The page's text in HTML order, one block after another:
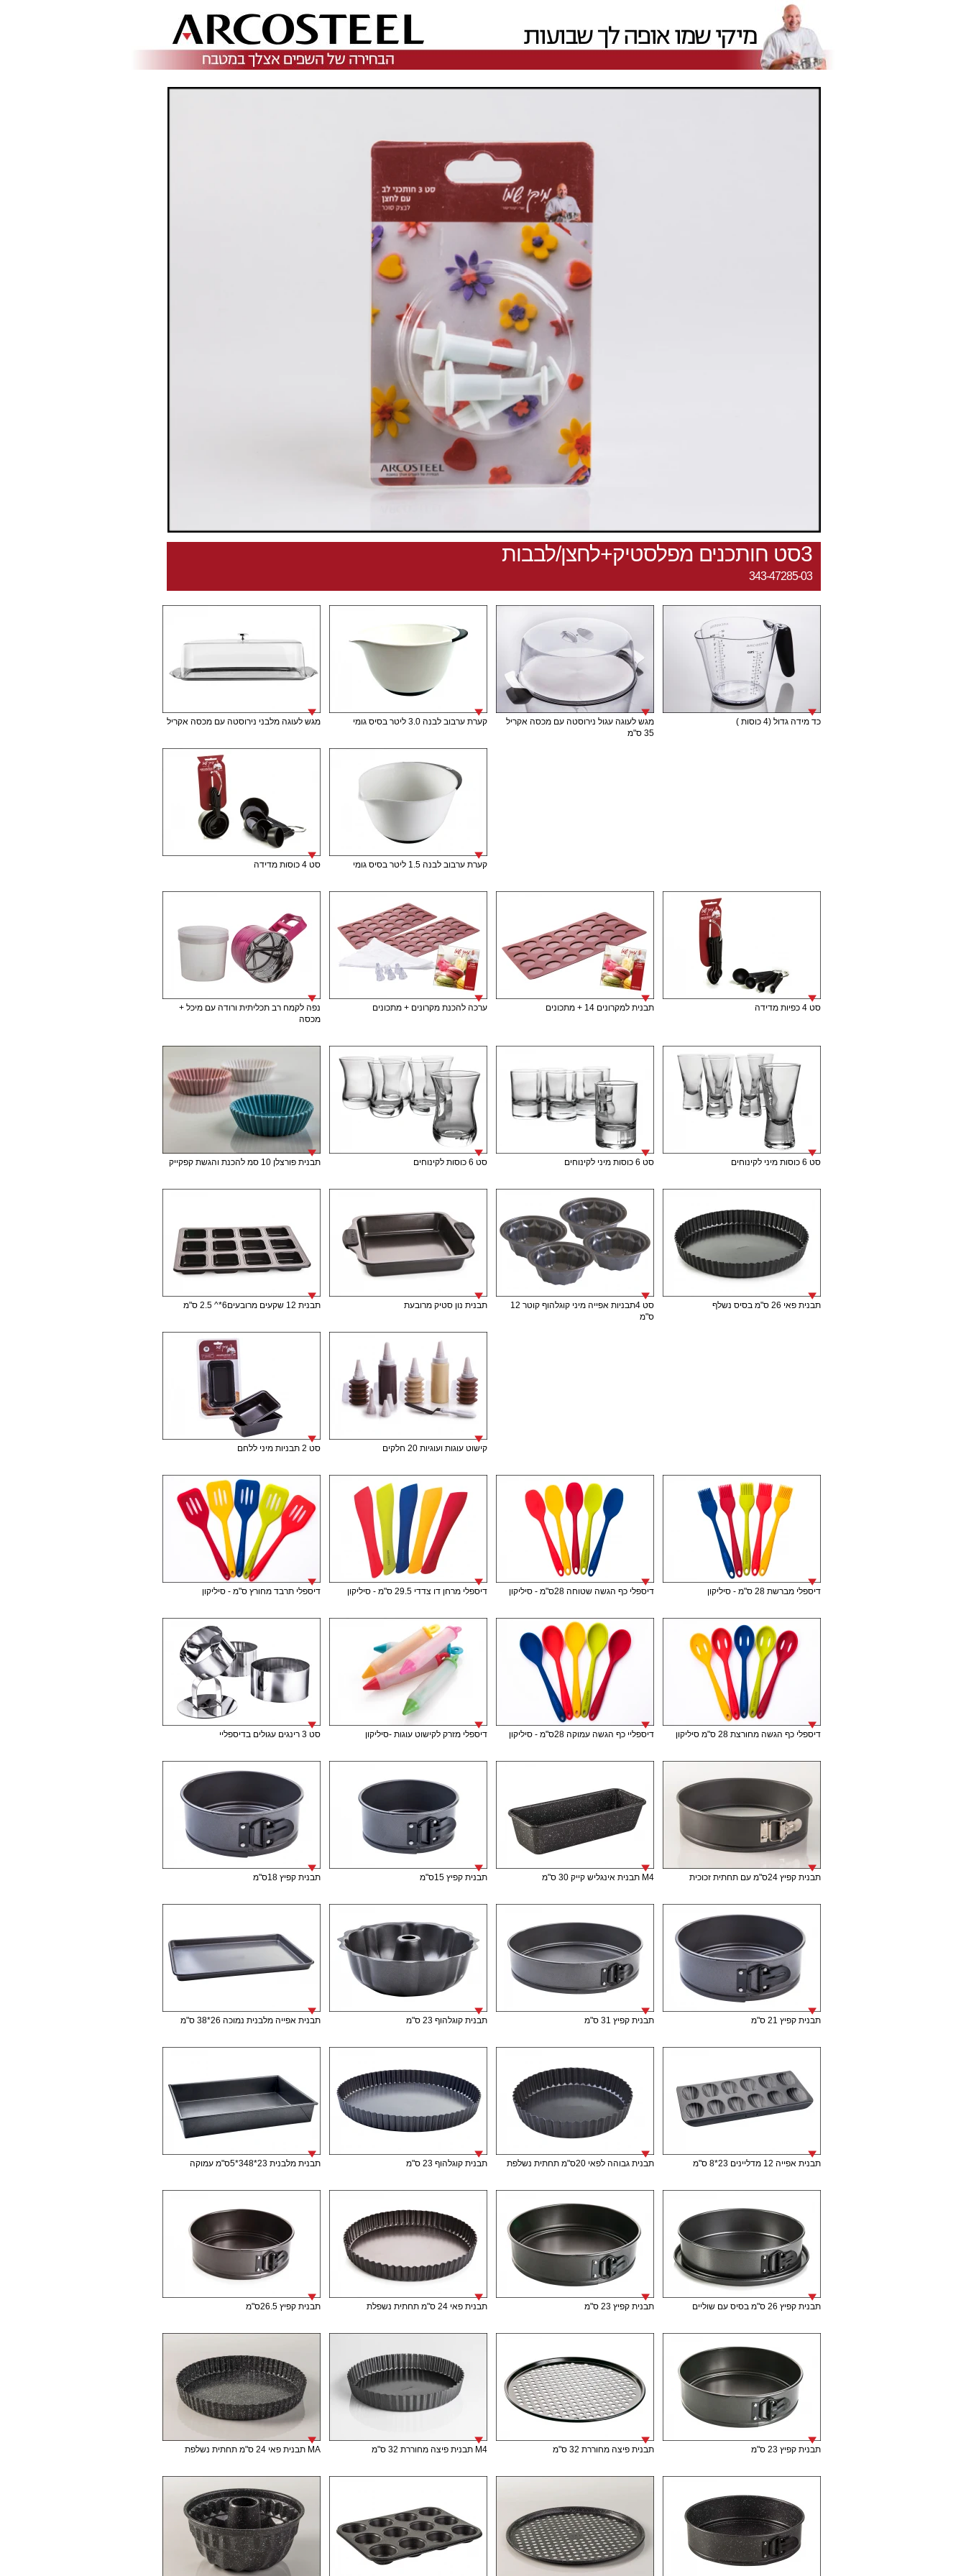
3סט חותכנים מפלסטיק+לחצן/לבבות
343-47285-03
כד מידה גדול (4 כוסות )
מגש לעוגה עגול נירוסטה עם מכסה אקריל
35 ס"מ
קערת ערבוב לבנה 3.0 ליטר בסיס גומי מגש לעוגה מלבני נירוסטה עם מכסה אקריל
קערת ערבוב לבנה 1.5 ליטר בסיס גומי סט 4 כוסות מדידה
סט 4 כפיות מדידה תבנית למקרונים 14 + מתכונים ערכה להכנת מקרונים + מתכונים
נפה לקמח רב תכליתית ורודה עם מיכל +
מכסה
סט 6 כוסות מיני לקינוחים סט 6 כוסות מיני לקינוחים סט 6 כוסות לקינוחים תבנית פורצלן 10 סמ להכנת והגשת קפקייק
תבנית פאי 26 ס"מ בסיס נשלף
סט 4תבניות אפייה מיני קוגלהוף קוטר 12
ס"מ
תבנית נון סטיק מרובעת תבנית 12 שקעים מרובעים6*^ 2.5 ס"מ
קישוט עוגות ועוגיות 20 חלקים סט 2 תבניות מיני ללחם
דיספלי מברשת 28 ס"מ - סיליקון דיספלי כף הגשה שטוחה 28ס"מ - סיליקון דיספלי מרחן דו צדדי 29.5 ס"מ - סיליקון דיספלי תרבד מחורץ ס"מ - סיליקון
דיספלי כף הגשה מחורצת 28 ס"מ סיליקון דיספליי כף הגשה עמוקה 28ס"מ - סיליקון דיספלי מזרק לקישוט עוגות -סיליקון סט 3 רינגים עגולים בדיספליי
תבנית קפיץ 24ס"מ עם תחתית זכוכית M4 תבנית אינגליש קייק 30 ס"מ תבנית קפיץ 15ס"מ תבנית קפיץ 18ס"מ
תבנית קפיץ 21 ס"מ תבנית קפיץ 31 ס"מ תבנית קוגלהוף 23 ס"מ תבנית אפייה מלבנית נמוכה 26*38 ס"מ
תבנית אפייה 12 מדליינים 23*8 ס"מ תבנית גבוהה לפאי 20ס"מ תחתית נשלפת תבנית קוגלהוף 23 ס"מ תבנית מלבנית 23*348*5ס"מ עמוקה
תבנית קפיץ 26 ס"מ בסיס עם שוליים תבנית קפיץ 23 ס"מ תבנית פאי 24 ס"מ תחתית נשפלת תבנית קפיץ 26.5ס"מ
תבנית קפיץ 23 ס"מ תבנית פיצה מחוררת 32 ס"מ M4 תבנית פיצה מחוררת 32 ס"מ MA תבנית פאי 24 ס"מ תחתית נשלפת